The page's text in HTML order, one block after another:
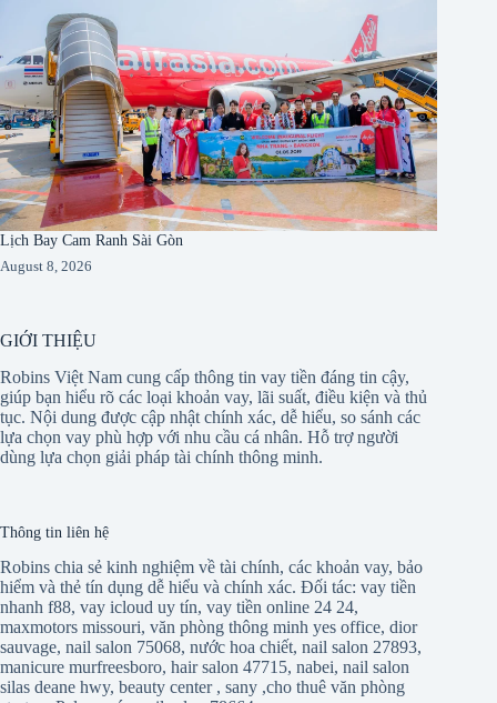
Lịch Bay Cam Ranh Sài Gòn
August 8, 2026
GIỚI THIỆU
Robins Việt Nam cung cấp thông tin vay tiền đáng tin cậy,
giúp bạn hiểu rõ các loại khoản vay, lãi suất, điều kiện và thủ
tục. Nội dung được cập nhật chính xác, dễ hiểu, so sánh các
lựa chọn vay phù hợp với nhu cầu cá nhân. Hỗ trợ người
dùng lựa chọn giải pháp tài chính thông minh.
Thông tin liên hệ
Robins chia sẻ kinh nghiệm về tài chính, các khoản vay, bảo
hiểm và thẻ tín dụng dễ hiểu và chính xác. Đối tác: vay tiền
nhanh f88, vay icloud uy tín, vay tiền online 24 24,
maxmotors missouri, văn phòng thông minh yes office, dior
sauvage, nail salon 75068, nước hoa chiết, nail salon 27893,
manicure murfreesboro, hair salon 47715, nabei, nail salon
silas deane hwy, beauty center, sany ,cho thuê văn phòng